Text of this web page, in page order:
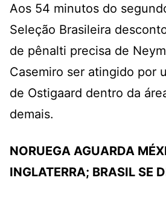
Aos 54 minutos do
Seleção Brasileira
de pênalti precisa de
Casemiro ser atingido por
de Ostigaard dentro da
demais.
NORUEGA AGUARDA
INGLATERRA; BRASIL SE